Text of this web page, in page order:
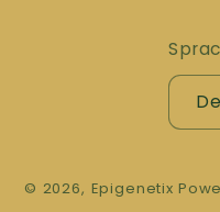
© 2026, Epigenetix